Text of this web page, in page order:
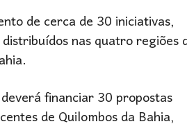
de cerca de 30 iniciativas,
nas quatro regiões
financiar 30 propostas
de Quilombos da Bahia,